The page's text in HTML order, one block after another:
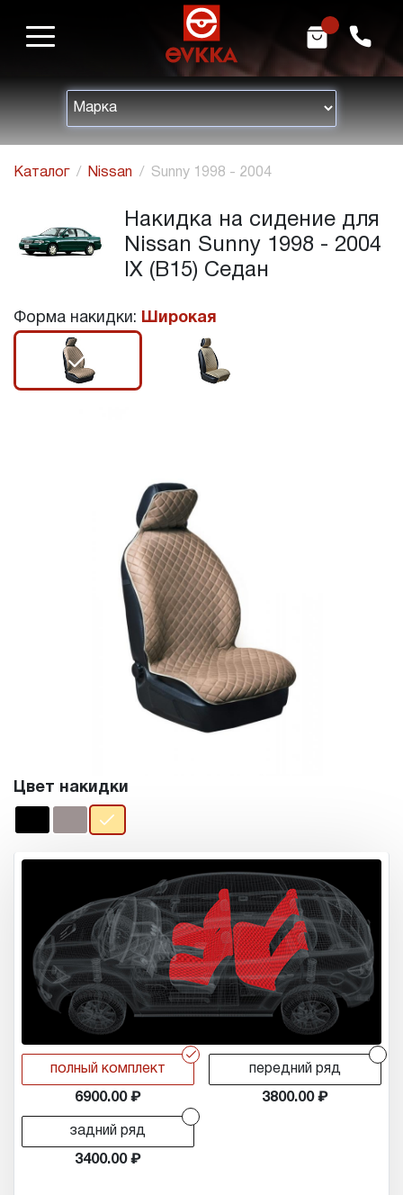
h m
Каталог Nissan Sunny 1998 - 2004
Накидка на сидение для
Nissan Sunny 1998 - 2004
IX (B15) Седан
Форма накидки: Широкая
r
Цвет накидки
r
полный комплект
6900.00
передний ряд
3800.00
задний ряд
3400.00